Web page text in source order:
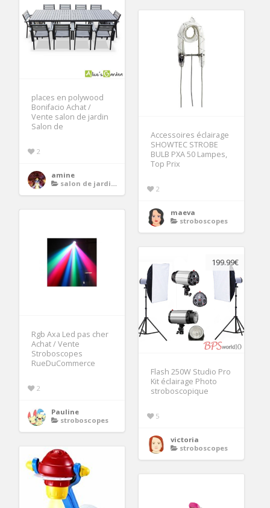
places en polywood
Bonifacio Achat /
Vente salon de jardin
Salon de
2
amine
salon de jardin en bois 12 places
Accessoires éclairage
SHOWTEC STROBE
BULB PXA 50 Lampes,
Top Prix
2
maeva
stroboscopes
Rgb Axa Led pas cher
Achat / Vente
Stroboscopes
RueDuCommerce
2
Pauline
stroboscopes
199.99€
Flash 250W Studio Pro
Kit éclairage Photo
stroboscopique
5
victoria
stroboscopes